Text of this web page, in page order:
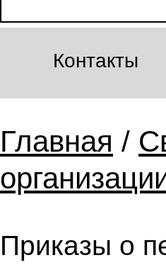
Контакты
Главная /
Приказы о